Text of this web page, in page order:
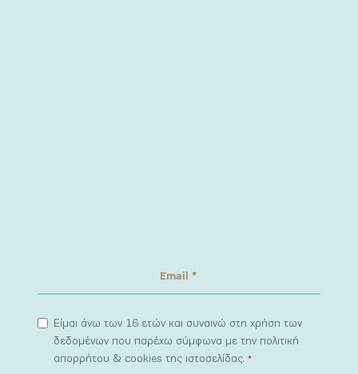
Είμαι άνω των 16 ετών και συναινώ στη χρήση των
δεδομένων που παρέχω σύμφωνα με την πολιτική
απορρήτου & cookies της ιστοσελίδας.*